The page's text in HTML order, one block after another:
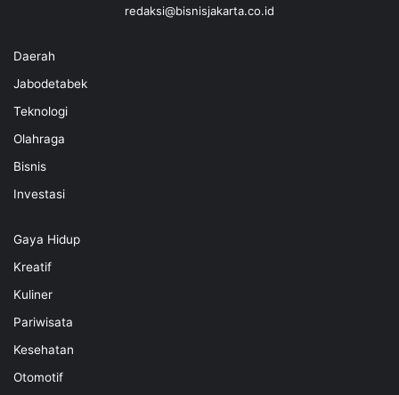
redaksi@bisnisjakarta.co.id
Daerah
Jabodetabek
Teknologi
Olahraga
Bisnis
Investasi
Gaya Hidup
Kreatif
Kuliner
Pariwisata
Kesehatan
Otomotif